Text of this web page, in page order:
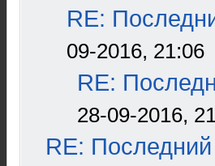
RE:
09-2016, 21:06
RE:
28-09-2016,
RE: